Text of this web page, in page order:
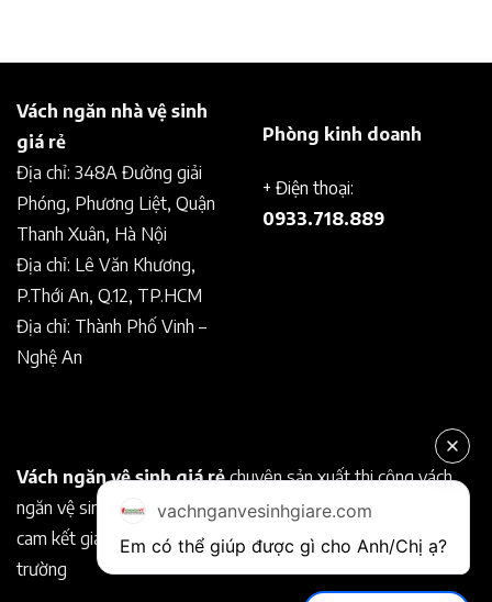
Vách ngăn nhà vệ sinh
giá rẻ
Địa chỉ: 348A Đường giải
Phóng, Phương Liệt, Quận
Thanh Xuân, Hà Nội
Địa chỉ: Lê Văn Khương,
P.Thới An, Q.12, TP.HCM
Địa chỉ: Thành Phố Vinh –
Nghệ An
Phòng kinh doanh
+ Điện thoại:
0933.718.889
Vách ngăn vệ sinh giá rẻchuyên sản xuất thi công vách
ngăn vệ sinh Compact chất lượng tốt. Chuyên nghiệp, uy tín
cam kết giá rẻ hơn so với các nhà cung cấp khác trên thị
trường
vachnganvesinhgiare.com